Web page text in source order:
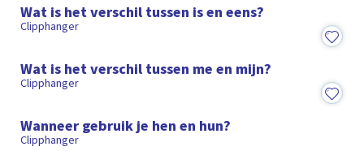
Wat is het verschil tussen is en eens?
Clipphanger
Wat is het verschil tussen me en mijn?
Clipphanger
Wanneer gebruik je hen en hun?
Clipphanger